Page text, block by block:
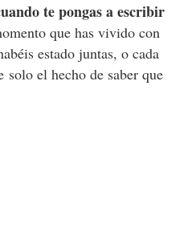
te pongas a escribir
que has vivido con
estado juntas, o cada
solo el hecho de saber que